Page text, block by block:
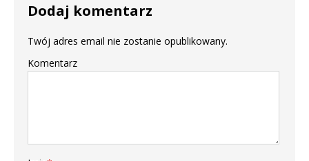
Dodaj komentarz
Twój adres email nie zostanie opublikowany.
Komentarz